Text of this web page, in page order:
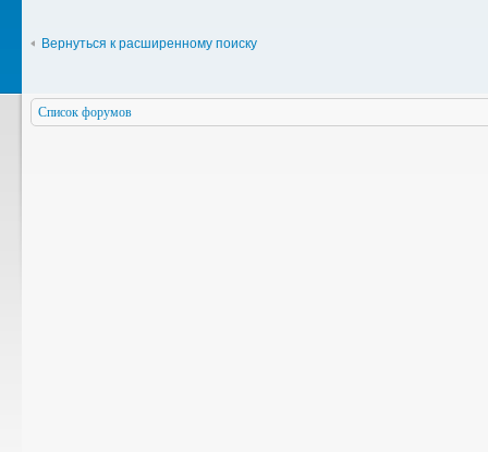
Вернуться к расширенному поиску
Список форумов